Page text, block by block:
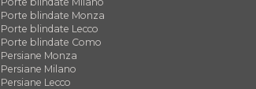
Porte blindate Monza
Porte blindate Lecco
Porte blindate Como
Persiane Monza
Persiane Milano
Persiane Lecco